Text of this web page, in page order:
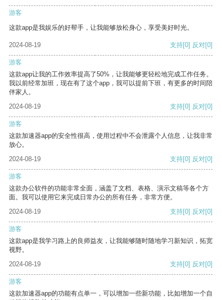
游客
这款app是我娱乐的好帮手，让我能够放松身心，享受美好时光。
2024-08-19 支持[0] 反对[0]
游客
这款app让我的工作效率提高了50%，让我能够更轻松地完成工作任务。
我以前经常加班，现在有了这个app，我可以提前下班，有更多的时间陪
伴家人。
2024-08-19
支持[0] 反对[0]
游客
这款加速器app的安全性很高，使用过程中不会泄露个人信息，让我非常
放心。
2024-08-19
支持[0] 反对[0]
游客
这款办公软件的功能非常全面，涵盖了文档、表格、演示文稿等各个方
面。我可以使用它来完成日常办公的所有任务，非常方便。
2024-08-19
支持[0] 反对[0]
游客
这款app是我学习路上的良师益友，让我能够随时随地学习新知识，拓宽
视野。
2024-08-19
支持[0] 反对[0]
游客
这款加速器app的功能有点单一，可以增加一些新功能，比如增加一个自